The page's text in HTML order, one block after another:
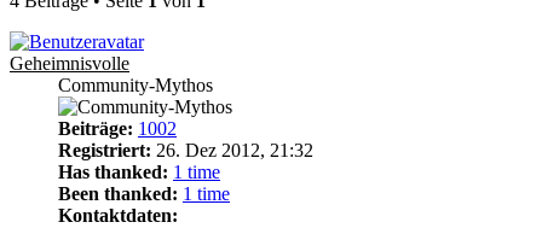
Geheimnisvolle
Community-Mythos
Beiträge: 1002
Registriert: 26. Dez 2012, 21:32
Has thanked: 1 time
Been thanked: 1 time
Kontaktdaten: